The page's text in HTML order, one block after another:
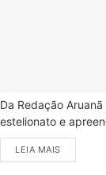
Da Redação
estelionato e
LEIA MAIS